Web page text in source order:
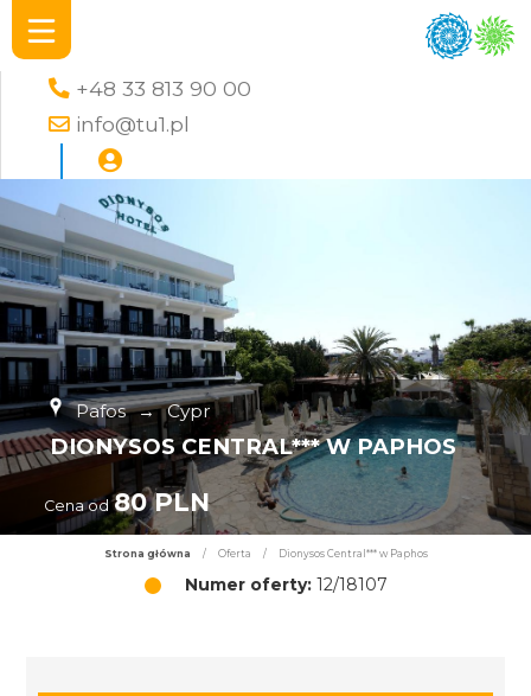
+48 33 813 90 00
info@tu1.pl
Pafos → Cypr
DIONYSOS CENTRAL*** W PAPHOS
Cena od 80 PLN
Strona główna / Oferta / Dionysos Central*** w Paphos
Numer oferty:12/18107